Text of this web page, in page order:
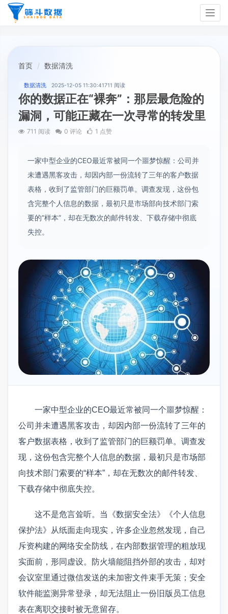
首页 数据清洗
数据清洗 2025-12-05 11:30:41711 阅读
你的数据正在“裸奔”：那层最危险的
漏洞，可能正藏在一次寻常的转发里
711 阅读 0 评论 1 点赞
一家中型企业的CEO最近常被同一个噩梦惊醒：公司并
未遭遇黑客攻击，却因内部一份流转了三年的客户数据
表格，收到了监管部门的巨额罚单。调查发现，这份包
含完整个人信息的数据，最初只是市场部向技术部门索
要的“样本”，却在无数次的邮件转发、下载存储中彻底
失控。
一家中型企业的CEO最近常被同一个噩梦惊醒：
公司并未遭遇黑客攻击，却因内部一份流转了三年的
客户数据表格，收到了监管部门的巨额罚单。调查发
现，这份包含完整个人信息的数据，最初只是市场部
向技术部门索要的“样本”，却在无数次的邮件转发、
下载存储中彻底失控。
这不是危言耸听。当《数据安全法》《个人信息
保护法》从纸面走向现实，许多企业忽然发现，自己
斥资构建的网络安全防线，在内部数据管理的粗放现
实面前，形同虚设。防火墙能阻挡外部的攻击，却对
会议室里通过微信发送的未加密文件束手无策；安全
软件能监测异常登录，却无法阻止一份旧版员工信息
表在离职交接时被无意留存。